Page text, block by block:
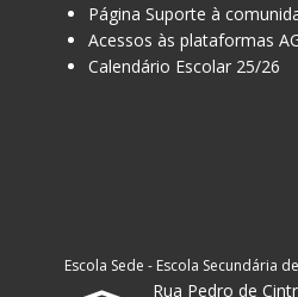
Página Suporte à
Acessos às plataformas
Calendário Escolar 25/26
Escola Sede - Escola Secundária
Rua Pedro de